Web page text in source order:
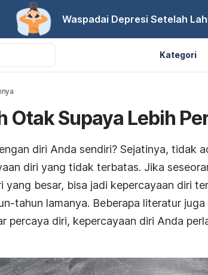
Waspadai Depresi Setelah
Kategori
Otak Supaya Lebih
diri Anda sendiri? Sejatinya, tidak
diri yang tidak terbatas. Jika
yang besar, bisa jadi kepercayaan diri
tahun lamanya. Beberapa literatur juga
percaya diri, kepercayaan diri Anda